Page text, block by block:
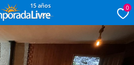
15 años 0